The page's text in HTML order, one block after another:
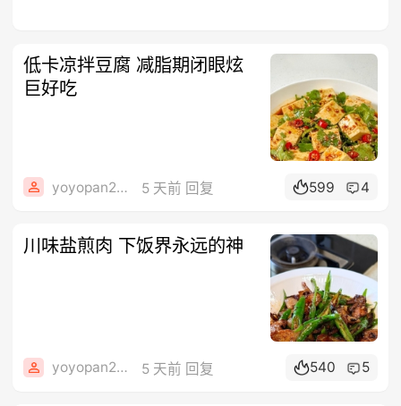
低卡凉拌豆腐 减脂期闭眼炫
巨好吃
yoyopan2006 5 天前 回复 599 4
川味盐煎肉 下饭界永远的神
yoyopan2006 5 天前 回复 540 5